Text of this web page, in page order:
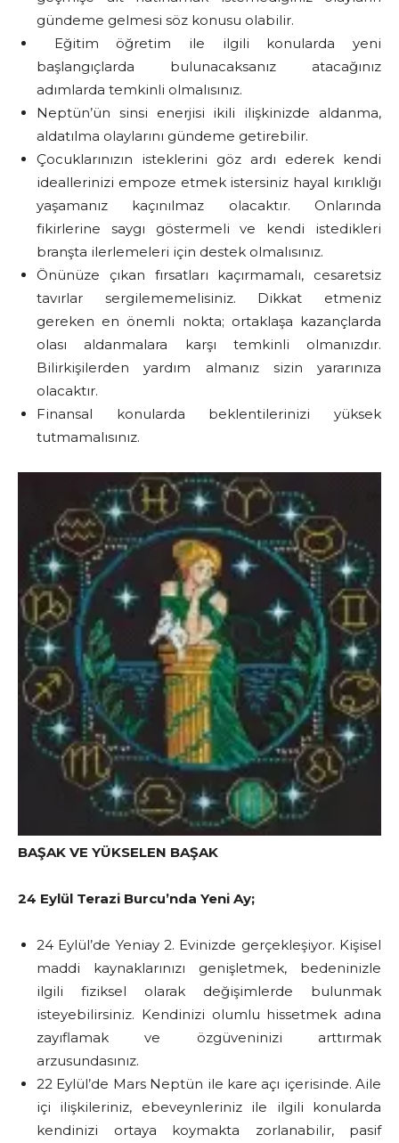
gündeme gelmesi söz konusu olabilir.
Eğitim öğretim ile ilgili konularda yeni
başlangıçlarda bulunacaksanız atacağınız
adımlarda temkinli olmalısınız.
Neptün’ün sinsi enerjisi ikili ilişkinizde aldanma,
aldatılma olaylarını gündeme getirebilir.
Çocuklarınızın isteklerini göz ardı ederek kendi
ideallerinizi empoze etmek istersiniz hayal kırıklığı
yaşamanız kaçınılmaz olacaktır. Onlarında
fikirlerine saygı göstermeli ve kendi istedikleri
branşta ilerlemeleri için destek olmalısınız.
Önünüze çıkan fırsatları kaçırmamalı, cesaretsiz
tavırlar sergilememelisiniz. Dikkat etmeniz
gereken en önemli nokta; ortaklaşa kazançlarda
olası aldanmalara karşı temkinli olmanızdır.
Bilirkişilerden yardım almanız sizin yararınıza
olacaktır.
Finansal konularda beklentilerinizi yüksek
tutmamalısınız.
BAŞAK VE YÜKSELEN BAŞAK
24 Eylül Terazi Burcu’nda Yeni Ay;
24 Eylül’de Yeniay 2. Evinizde gerçekleşiyor. Kişisel
maddi kaynaklarınızı genişletmek, bedeninizle
ilgili fiziksel olarak değişimlerde bulunmak
isteyebilirsiniz. Kendinizi olumlu hissetmek adına
zayıflamak ve özgüveninizi arttırmak
arzusundasınız.
22 Eylül’de Mars Neptün ile kare açı içerisinde. Aile
içi ilişkileriniz, ebeveynleriniz ile ilgili konularda
kendinizi ortaya koymakta zorlanabilir, pasif